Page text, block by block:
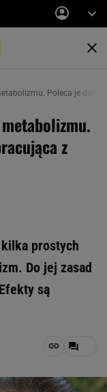
Poleca je
z
prostych
Do jej zasad
są